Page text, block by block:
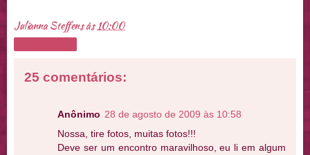
Julianna Steffensàs 10:00
25 comentários:
Anônimo 28 de agosto de 2009 às 10:58
Nossa, tire fotos, muitas fotos!!!
Deve ser um encontro maravilhoso, eu li em algum